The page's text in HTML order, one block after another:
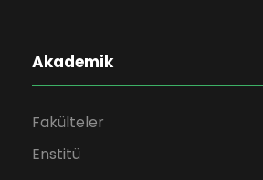
Akademik
Fakülteler
Enstitü